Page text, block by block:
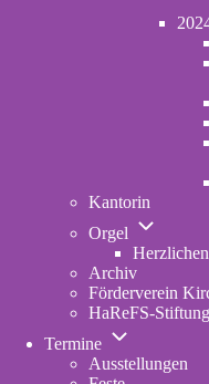
Kantorin
Orgel
Orgel
Archiv
Förderverein
HaReFS-Stiftung
Termine
Unternavigation
Termine
Ausstellungen